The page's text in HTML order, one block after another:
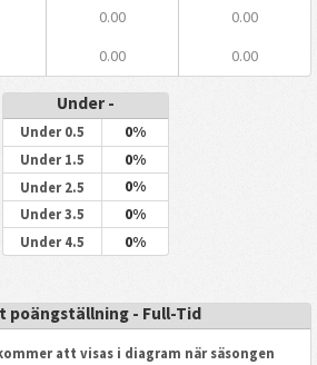
0.00 0.00
0.00 0.00
Under -
Under 0.5 0%
Under 1.5 0%
Under 2.5 0%
Under 3.5 0%
Under 4.5 0%
poängställning - Full-Tid
att visas i diagram när säsongen